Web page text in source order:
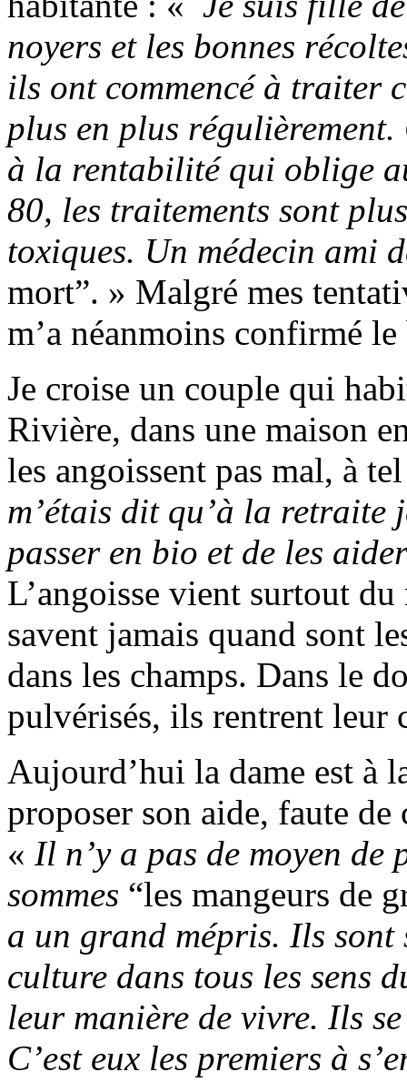
noyers et les bonnes
ils ont commencé à traiter
plus en plus régulièrement.
à la rentabilité qui oblige
80, les traitements sont
toxiques. Un médecin ami
mort”. » Malgré mes
m’a néanmoins confirmé
Je croise un couple qui
Rivière, dans une maison
les angoissent pas mal, à
m’étais dit qu’à la
passer en bio et de les
L’angoisse vient surtout
savent jamais quand sont
dans les champs. Dans le
pulvérisés, ils rentrent leur
Aujourd’hui la dame est à
proposer son aide, faute
« Il n’y a pas de moyen
sommes “les mangeurs de
a un grand mépris. Ils
culture dans tous les sens
leur manière de vivre. Ils
C’est eux les premiers à